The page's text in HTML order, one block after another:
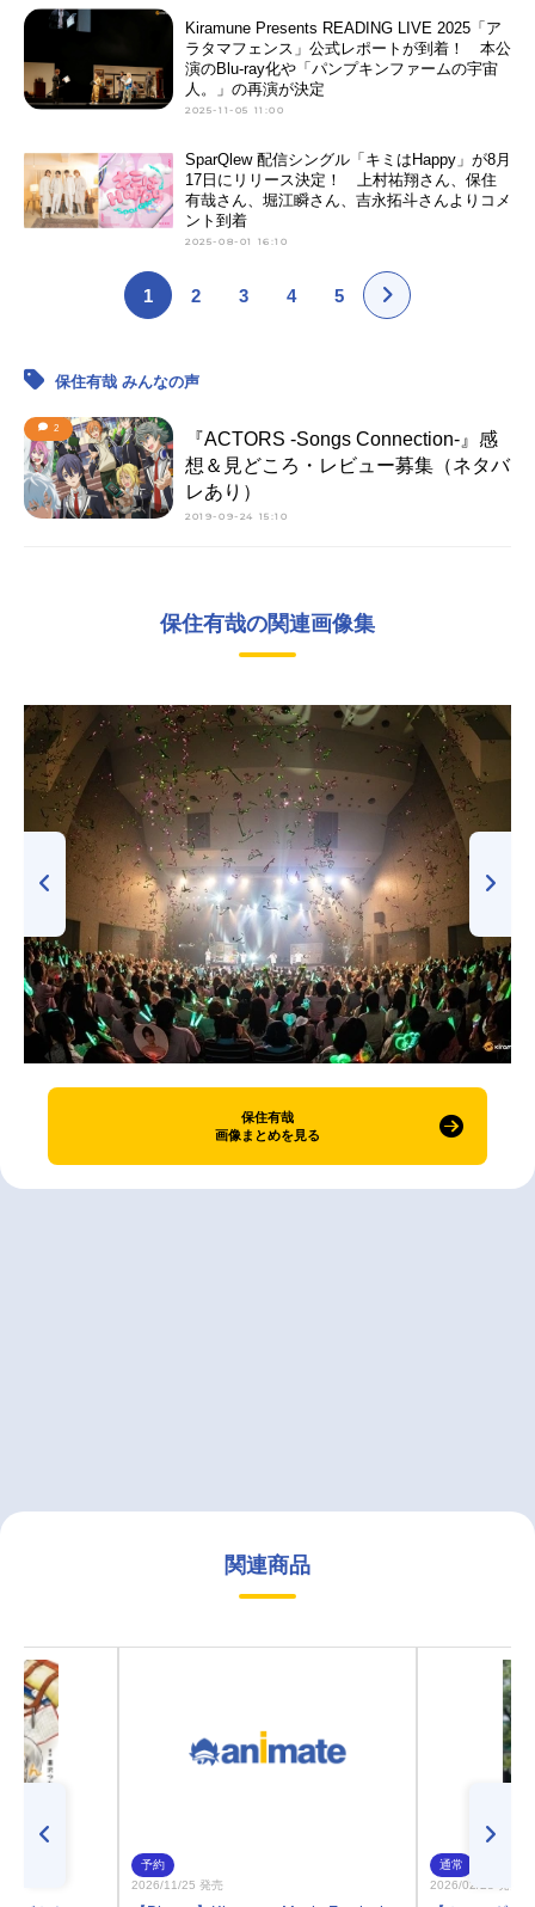
Kiramune Presents READING LIVE 2025「ア
ラタマフェンス」公式レポートが到着！ 本公
演のBlu-ray化や「パンプキンファームの宇宙
人。」の再演が決定
2025-11-05 11:00
SparQlew 配信シングル「キミはHappy」が8月
17日にリリース決定！ 上村祐翔さん、保住
有哉さん、堀江瞬さん、吉永拓斗さんよりコメ
ント到着
2025-08-01 16:10
1 2 3 4 5
保住有哉 みんなの声
2
『ACTORS -Songs Connection-』感
想＆見どころ・レビュー募集（ネタバ
レあり）
2019-09-24 15:10
保住有哉の関連画像集
保住有哉
画像まとめを見る
関連商品
予約
2026/11/25 発売
通常
2026/02/28 発売